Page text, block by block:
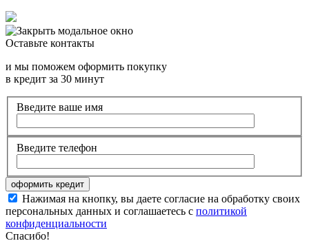
Оставьте контакты
и мы поможем оформить покупку
в кредит за 30 минут
Введите ваше имя
Введите телефон
Нажимая на кнопку, вы даете согласие на обработку своих
персональных данных и соглашаетесь с политикой
конфиденциальности
Спасибо!